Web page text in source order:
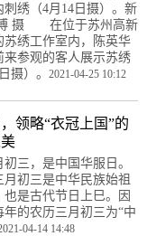
绣（4月14日摄）。新
摄 在位于苏州高新
苏绣工作室内，陈英华
来参观的客人展示苏绣
摄）。 2021-04-25 10:12
领略“衣冠上国”的
三，是中国华服日。
月初三是中华民族始祖
也是古代节日上巳。因
年的农历三月初三为“中
04-14 14:48